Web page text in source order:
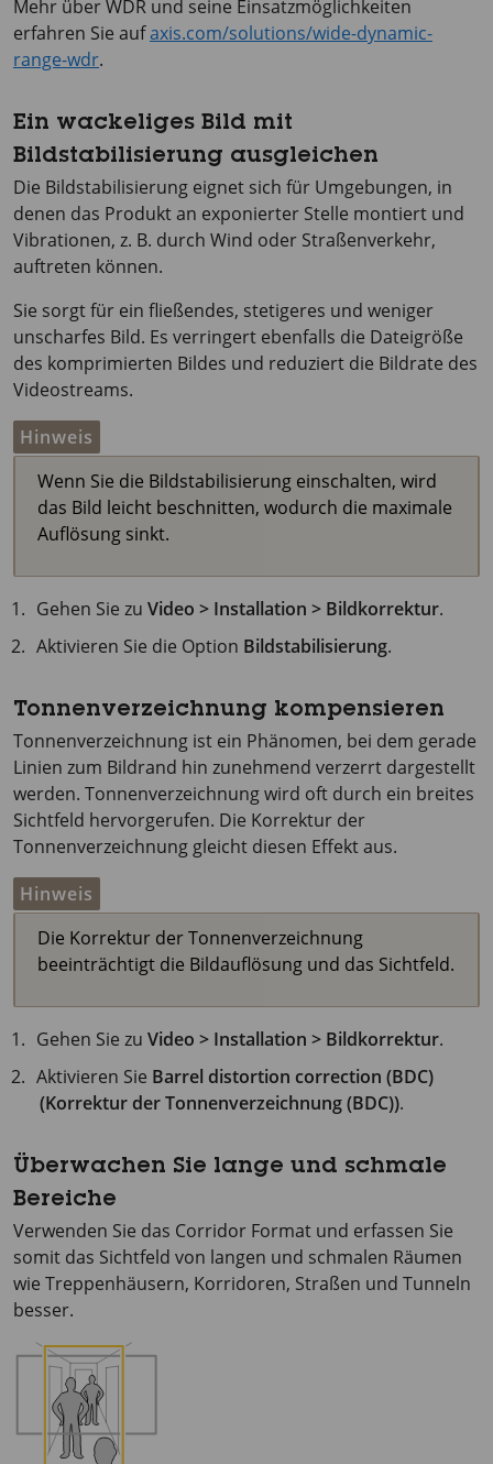
Mehr über WDR und seine Einsatzmöglichkeiten
erfahren Sie aufaxis.com/solutions/wide-dynamic-
range-wdr.
Ein wackeliges Bild mit
Bildstabilisierung ausgleichen
Die Bildstabilisierung eignet sich für Umgebungen, in
denen das Produkt an exponierter Stelle montiert und
Vibrationen, z. B. durch Wind oder Straßenverkehr,
auftreten können.
Sie sorgt für ein fließendes, stetigeres und weniger
unscharfes Bild. Es verringert ebenfalls die Dateigröße
des komprimierten Bildes und reduziert die Bildrate des
Videostreams.
Hinweis
Wenn Sie die Bildstabilisierung einschalten, wird
das Bild leicht beschnitten, wodurch die maximale
Auflösung sinkt.
Gehen Sie zuVideo > Installation > Bildkorrektur.
Aktivieren Sie die Option Bildstabilisierung.
Tonnenverzeichnung kompensieren
Tonnenverzeichnung ist ein Phänomen, bei dem gerade
Linien zum Bildrand hin zunehmend verzerrt dargestellt
werden. Tonnenverzeichnung wird oft durch ein breites
Sichtfeld hervorgerufen. Die Korrektur der
Tonnenverzeichnung gleicht diesen Effekt aus.
Hinweis
Die Korrektur der Tonnenverzeichnung
beeinträchtigt die Bildauflösung und das Sichtfeld.
Gehen Sie zuVideo > Installation > Bildkorrektur.
Aktivieren Sie Barrel distortion correction (BDC)
(Korrektur der Tonnenverzeichnung (BDC)).
Überwachen Sie lange und schmale
Bereiche
Verwenden Sie das Corridor Format und erfassen Sie
somit das Sichtfeld von langen und schmalen Räumen
wie Treppenhäusern, Korridoren, Straßen und Tunneln
besser.